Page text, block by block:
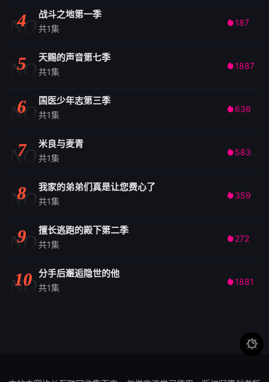
NO
4 战斗之地第一季
共1集
187
NO
5 天赐的声音第七季
共1集
1887
NO
6 国医少年志第三季
共1集
 636
NO
7 米良与麦青
共1集
 583
NO
8 我家的弟弟们真是让您费心了
共1集
 359
NO
9 擅长逃跑的殿下第二季
共1集
 272
NO
10 分手后邂逅隐世的他
共1集
1881
